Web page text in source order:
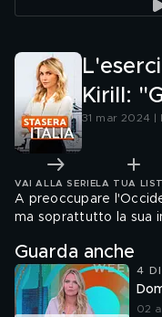
Kirill:
31 mar 2024 |
VAI ALLA SERIE LA TUA
A preoccupare
ma soprattutto la sua
Guarda anche
4 DI
02